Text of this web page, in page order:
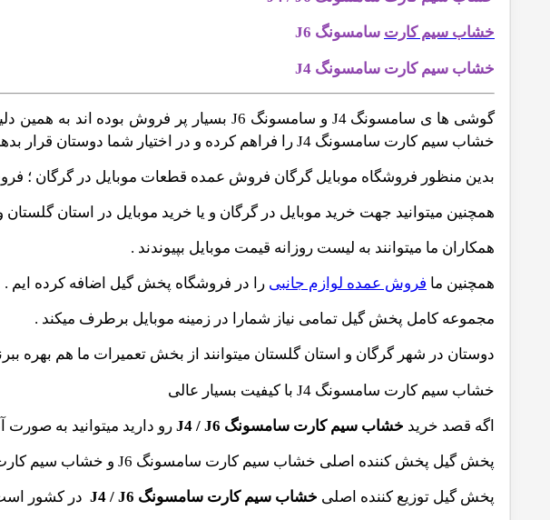
خشاب سیم کارت سامسونگ J6
خشاب سیم کارت سامسونگ J4
خشاب سیم کارت سامسونگ J4 را فراهم کرده و در اختیار شما دوستان قرار بدهد
بدین منظور فروشگاه موبایل گرگان فروش عمده قطعات موبایل در گرگان ؛
همچنین میتوانید جهت خرید موبایل در گرگان و یا خرید موبایل در استان گلستان
همکاران ما میتوانند به لیست روزانه قیمت موبایل بپیوندند .
همچنین ما فروش عمده لوازم جانبی را در فروشگاه پخش گیل اضافه کرده ایم .
مجموعه کامل پخش گیل تمامی نیاز شمارا در زمینه موبایل برطرف میکند .
دوستان در شهر گرگان و استان گلستان میتوانند از بخش تعمیرات ما هم بهره
خشاب سیم کارت سامسونگ J4 با کیفیت بسیار عالی
اگه قصد خرید خشاب سیم کارت سامسونگ J4 / J6 رو دارید میتوانید به صورت
پخش گیل پخش کننده اصلی خشاب سیم کارت سامسونگ J6 و خشاب سیم کارت سامسونگ J4 است.
پخش گیل توزیع کننده اصلی خشاب سیم کارت سامسونگ J4 / J6 در کشور